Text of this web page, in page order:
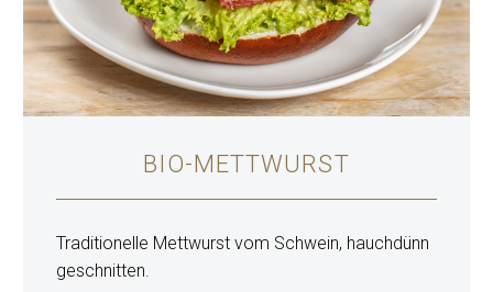
BIO-METTWURST
Traditionelle Mettwurst vom Schwein, hauchdünn
geschnitten.